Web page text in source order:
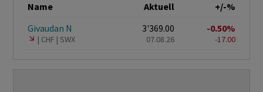
Name Aktuell
+/-%
Givaudan N
CHF SWX
3'369.00
07.08.26
-0.50%
-17.00